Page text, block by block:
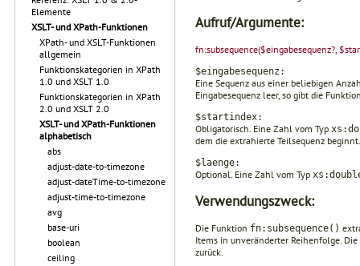
Elemente
XSLT- und XPath-Funktionen
XPath- und XSLT-Funktionen
allgemein
Funktionskategorien in XPath
1.0 und XSLT 1.0
Funktionskategorien in XPath
2.0 und XSLT 2.0
XSLT- und XPath-Funktionen
alphabetisch
abs
adjust-date-to-timezone
adjust-dateTime-to-timezone
adjust-time-to-timezone
avg
base-uri
boolean
ceiling
Aufruf/Argumente:
fn:subsequence($eingabesequenz?,
$eingabesequenz:
Eine Sequenz aus einer beliebigen
Eingabesequenz leer, so gibt die
$startindex:
Obligatorisch. Eine Zahl vom Typ
dem die extrahierte Teilsequenz beginnt.
$laenge:
Optional. Eine Zahl vom Typ
Verwendungszweck:
Die Funktion fn:subsequence()
Items in unveränderter Reihenfolge.
zurück.